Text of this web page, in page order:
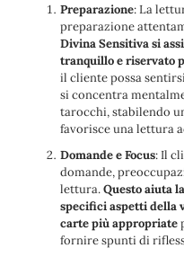
Preparazione: La
preparazione
Divina Sensitiva si
tranquillo e riservato
il cliente possa
si concentra
tarocchi, stabilendo
favorisce una lettura
Domande e Focus: Il
domande,
lettura.Questo aiuta
specifici aspetti della
carte più appropriate
fornire spunti di